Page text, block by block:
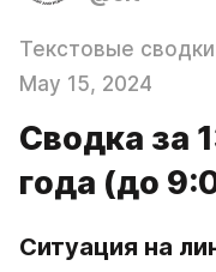
Текстовые сводки
May 15, 2024
Сводка за
года (до
Ситуация на